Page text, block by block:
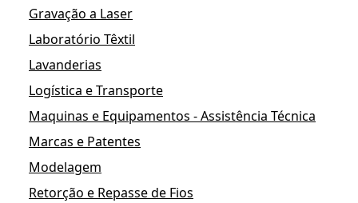
Gravação a Laser
Laboratório Têxtil
Lavanderias
Logística e Transporte
Maquinas e Equipamentos - Assistência Técnica
Marcas e Patentes
Modelagem
Retorção e Repasse de Fios